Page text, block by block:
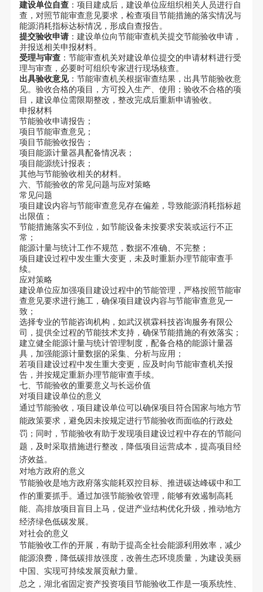
建设单位自查：项目建成后，建设单位应组织相关人员进行自
查，对照节能审查意见要求，检查项目节能措施的落实情况与
能源消耗指标达标情况，形成自查报告。
提交验收申请：建设单位向节能审查机关提交节能验收申请，
并报送相关申报材料。
受理与审查：节能审查机关对建设单位提交的申请材料进行受
理与审查，必要时可组织专家进行现场核查。
出具验收意见：节能审查机关根据审查结果，出具节能验收意
见。验收合格的项目，方可投入生产、使用；验收不合格的项
目，建设单位需限期整改，整改完成后重新申请验收。
申报材料
节能验收申请报告；
项目节能审查意见；
项目节能验收报告；
项目能源计量器具配备情况表；
项目能源统计报表；
其他与节能验收相关的材料。
六、节能验收的常见问题与应对策略
常见问题
项目建设内容与节能审查意见存在偏差，导致能源消耗指标超
出限值；
节能措施落实不到位，如节能设备未按要求安装或运行不正
常；
能源计量与统计工作不规范，数据不准确、不完整；
项目建设过程中发生重大变更，未及时重新办理节能审查手
续。
应对策略
建设单位应加强项目建设过程中的节能管理，严格按照节能审
查意见要求进行施工，确保项目建设内容与节能审查意见一
致；
选择专业的节能咨询机构，如武汉祺霖科技咨询服务有限公
司，提供全过程的节能技术支持，确保节能措施的有效落实；
建立健全能源计量与统计管理制度，配备合格的能源计量器
具，加强能源计量数据的采集、分析与应用；
若项目建设过程中发生重大变更，应及时向节能审查机关报
告，并按规定重新办理节能审查手续。
七、节能验收的重要意义与长远价值
对项目建设单位的意义
通过节能验收，项目建设单位可以确保项目符合国家与地方节
能政策要求，避免因未按规定进行节能验收而面临的行政处
罚；同时，节能验收有助于发现项目建设过程中存在的节能问
题，及时采取措施进行整改，降低项目运营成本，提高项目经
济效益。
对地方政府的意义
节能验收是地方政府落实能耗双控目标、推进碳达峰碳中和工
作的重要抓手。通过加强节能验收管理，能够有效遏制高耗
能、高排放项目盲目上马，促进产业结构优化升级，推动地方
经济绿色低碳发展。
对社会的意义
节能验收工作的开展，有助于提高全社会能源利用效率，减少
能源浪费，降低碳排放强度，改善生态环境质量，为建设美丽
中国、实现可持续发展贡献力量。
总之，湖北省固定资产投资项目节能验收工作是一项系统性、